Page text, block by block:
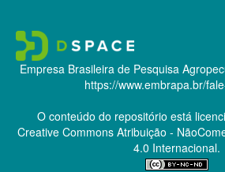
Empresa Brasileira de Pesquisa
https://www.embrapa.br/
O conteúdo do repositório está
Creative CommonsAtribuição -
4.0 Internacional.